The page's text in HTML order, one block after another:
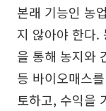
본래 기능인 농
지 않아야 한다.
을 통해 농지와
등 바이오매스
토하고, 수익을